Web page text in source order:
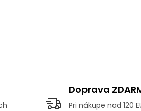
Doprava
Pri nákupe nad 120